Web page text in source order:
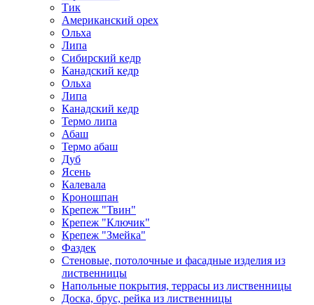
Тик
Американский орех
Ольха
Липа
Сибирский кедр
Канадский кедр
Ольха
Липа
Канадский кедр
Термо липа
Абаш
Термо абаш
Дуб
Ясень
Калевала
Кроношпан
Крепеж "Твин"
Крепеж "Ключик"
Крепеж "Змейка"
Фаздек
Стеновые, потолочные и фасадные изделия из
лиственницы
Напольные покрытия, террасы из лиственницы
Доска, брус, рейка из лиственницы